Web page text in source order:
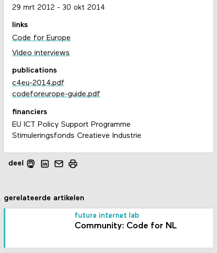
deel
29 mrt 2012 - 30 okt 2014
links
Code for Europe
Video interviews
publications
c4eu-2014.pdf
codeforeurope-guide.pdf
financiers
EU ICT Policy Support Programme
Stimuleringsfonds Creatieve Industrie
gerelateerde artikelen
future internet lab
Community: Code for NL